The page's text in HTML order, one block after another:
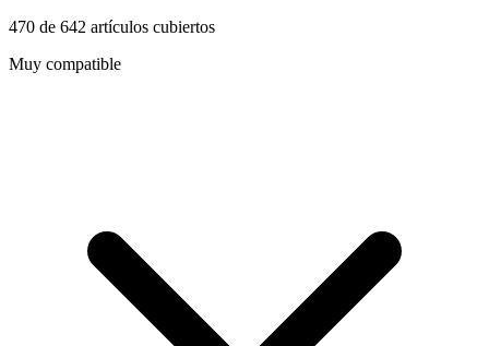
470 de 642 artículos cubiertos
Muy compatible